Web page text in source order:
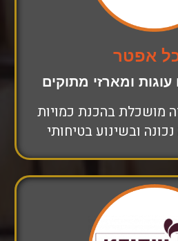
אפטר
עוגות ומארזי מתוקים
מושכלת בהכנת כמויות
ובשינוע בטיחותי